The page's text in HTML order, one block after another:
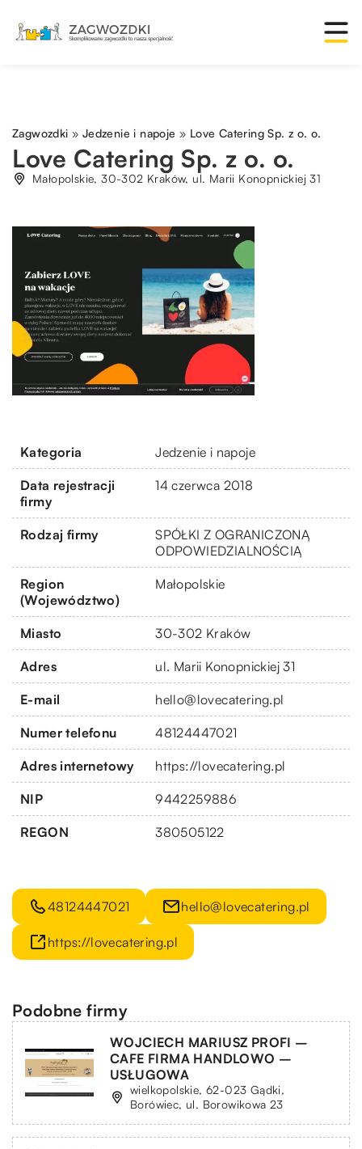
Zagwozdki » Jedzenie i napoje » Love Catering Sp. z o. o.
Love Catering Sp. z o. o.
Małopolskie, 30-302 Kraków, ul. Marii Konopnickiej 31
Kategoria Jedzenie i napoje
Data rejestracji
firmy
14 czerwca 2018
Rodzaj firmy
SPÓŁKI Z OGRANICZONĄ
ODPOWIEDZIALNOŚCIĄ
Region
(Województwo)
Małopolskie
Miasto 30-302 Kraków
Adres ul. Marii Konopnickiej 31
E-mail hello@lovecatering.pl
Numer telefonu 48124447021
Adres internetowy https://lovecatering.pl
NIP 9442259886
REGON 380505122
48124447021 hello@lovecatering.pl
https://lovecatering.pl
Podobne firmy
WOJCIECH MARIUSZ PROFI –
CAFE FIRMA HANDLOWO –
USŁUGOWA
wielkopolskie, 62-023 Gądki,
Borówiec, ul. Borowikowa 23